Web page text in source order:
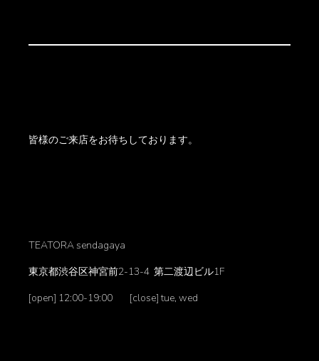
皆様のご来店をお待ちしております。
TEATORA sendagaya
東京都渋谷区神宮前2-13-4 第二渡辺ビル1F
[open] 12:00-19:00 [close] tue, wed